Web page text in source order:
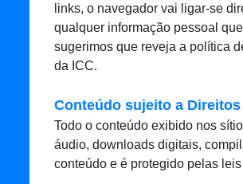
links, o navegador vai ligar-se
qualquer informação pessoal
sugerimos que reveja a política
da ICC.
Conteúdo sujeito a
Todo o conteúdo exibido nos
áudio, downloads digitais,
conteúdo e é protegido pelas